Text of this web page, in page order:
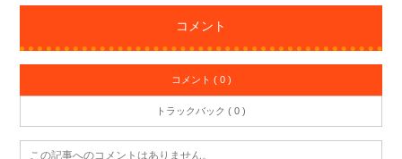
コメント
コメント ( 0 )
トラックバック ( 0 )
この記事へのコメントはありません。